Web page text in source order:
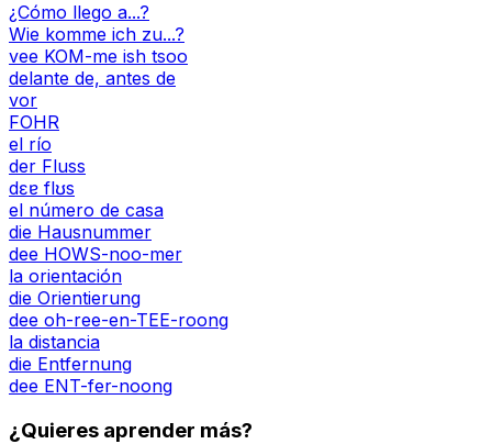
¿Cómo llego a...?
Wie komme ich zu...?
vee KOM-me ish tsoo
delante de, antes de
vor
FOHR
el río
der Fluss
dɛɐ flʊs
el número de casa
die Hausnummer
dee HOWS-noo-mer
la orientación
die Orientierung
dee oh-ree-en-TEE-roong
la distancia
die Entfernung
dee ENT-fer-noong
¿Quieres aprender más?